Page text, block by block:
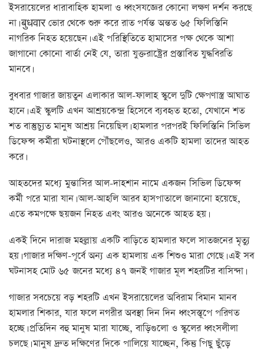
ইসরায়েলের ধারাবাহিক হামলা ও ধ্বংসযজ্ঞের কোনো লক্ষণ দর্শন করছে
না। बुधवार ভোর থেকে শুরু করে রাত পর্যন্ত অন্তত ৬৫ ফিলিস্তিনি
নাগরিক নিহত হয়েছেন। এই পরিস্থিতিতে হামাসের পক্ষ থেকে আশা
জাগানো কোনো বার্তা নেই যে, তারা যুক্তরাষ্ট্রের প্রস্তাবিত যুদ্ধবিরতি
মানবে।
বুধবার গাজার জায়তুন এলাকার আল-ফালাহ স্কুলে দুটি ক্ষেপণাস্ত্র আঘাত
হানে। এই স্কুলটি এখন আশ্রয়কেন্দ্র হিসেবে ব্যবহৃত হতো, যেখানে শত
শত বাস্তুচ্যুত মানুষ আশ্রয় নিয়েছিল। হামলার পরপরই ফিলিস্তিনি সিভিল
ডিফেন্স কর্মীরা ঘটনাস্থলে পৌঁছলেও, আরও একটি হামলা তাদের আহত
করে।
আহতদের মধ্যে মুন্তাসির আল-দাহশান নামে একজন সিভিল ডিফেন্স
কর্মী পরে মারা যান। আল-আহলি আরব হাসপাতালে জানানো হয়েছে,
এতে কমপক্ষে ছয়জন নিহত এবং আরও অনেকে আহত হয়।
একই দিনে দারাজ মহল্লায় একটি বাড়িতে হামলার ফলে সাতজনের মৃত্যু
হয়। গাজার দক্ষিণ-পূর্বে অন্য এক হামলায় এক শিশুও মারা গেছে। এই সব
ঘটনাসহ মোট ৬৫ জনের মধ্যে ৪৭ জনই গাজার মূল শহরটির বাসিন্দা।
গাজার সবচেয়ে বড় শহরটি এখন ইসরায়েলের অবিরাম বিমান মানব
হামলার শিকার, যার ফলে নগরীর অবস্থা দিন দিন ধ্বংসস্তূপে পরিণত
হচ্ছে। প্রতিদিন বহু মানুষ মারা যাচ্ছে, বাড়িগুলো ও স্কুলের ধ্বংসলীলা
চলছে। মানুষ দ্রুত দক্ষিণের দিকে পালিয়ে যাচ্ছেন, কিন্তু পিছু ছুঁড়ে